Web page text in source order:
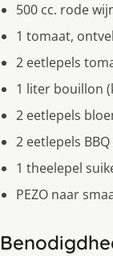
500 cc. rode
1 tomaat,
2 eetlepels
1 liter bouillon
2 eetlepels
2 eetlepels BBQ
1 theelepel
PEZO naar